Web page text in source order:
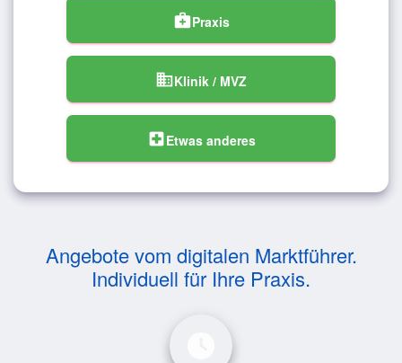
medical_servicesPraxis
domainKlinik / MVZ
local_hospitalEtwas anderes
Angebote vom digitalen Marktführer.
Individuell für Ihre Praxis.